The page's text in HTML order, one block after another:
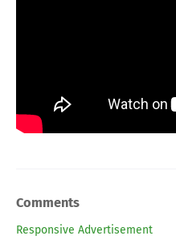
Comments
Responsive Advertisement